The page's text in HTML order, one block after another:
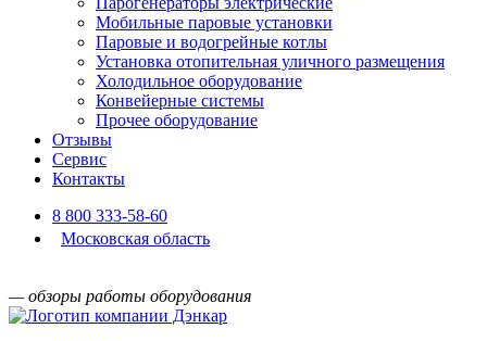
Мобильные паровые установки
Паровые и водогрейные котлы
Установка отопительная уличного размещения
Холодильное оборудование
Конвейерные системы
Прочее оборудование
Отзывы
Сервис
Контакты
8 800 333-58-60
Московская область
— обзоры работы оборудования